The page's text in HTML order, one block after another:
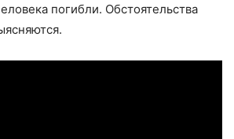
погибли. Обстоятельства